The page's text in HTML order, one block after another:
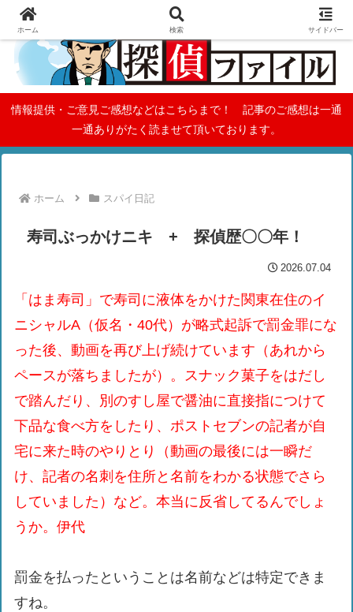
情報提供・ご意見ご感想などはこちらまで！ 記事のご感想は一通
一通ありがたく読ませて頂いております。
ホーム スパイ日記
寿司ぶっかけニキ + 探偵歴〇〇年！
2026.07.04
「はま寿司」で寿司に液体をかけた関東在住のイ
ニシャルA（仮名・40代）が略式起訴で罰金罪にな
った後、動画を再び上げ続けています（あれから
ペースが落ちましたが）。スナック菓子をはだし
で踏んだり、別のすし屋で醤油に直接指につけて
下品な食べ方をしたり、ポストセブンの記者が自
宅に来た時のやりとり（動画の最後には一瞬だ
け、記者の名刺を住所と名前をわかる状態でさら
していました）など。本当に反省してるんでしょ
うか。伊代
罰金を払ったということは名前などは特定できま
すね。
ホーム 検索 サイドバー